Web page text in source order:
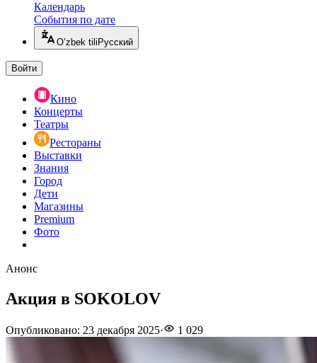
Календарь
События по дате
O’zbek tili Русский
Войти
Кино
Концерты
Театры
Рестораны
Выставки
Знания
Город
Дети
Магазины
Premium
Фото
Анонс
Акция в SOKOLOV
Опубликовано: 23 декабря 2025· 1 029